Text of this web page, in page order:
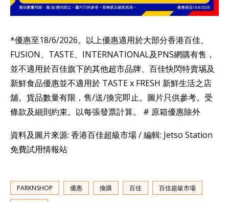
*優惠至18/6/2026。以上優惠適用於大部分香港百佳、
FUSION、TASTE、INTERNATIONAL及PNS網購有售，
並不適用於百佳旗下的其他超市品牌、百佳快閃特賣埸及
新鮮食品優惠並不適用於 TASTE x FRESH 新鮮生活之店
舖。貨品數量有限，售/送/換完即止。圖片只供參考。受
條款及細則約束。以每張發票計算。 # 原箱優惠除外
資料及圖片來源: 香港百佳超級市場 / 編輯: Jetso Station
免費試用情報站
PARKNSHOP 優惠 換購 百佳 百佳超級市場